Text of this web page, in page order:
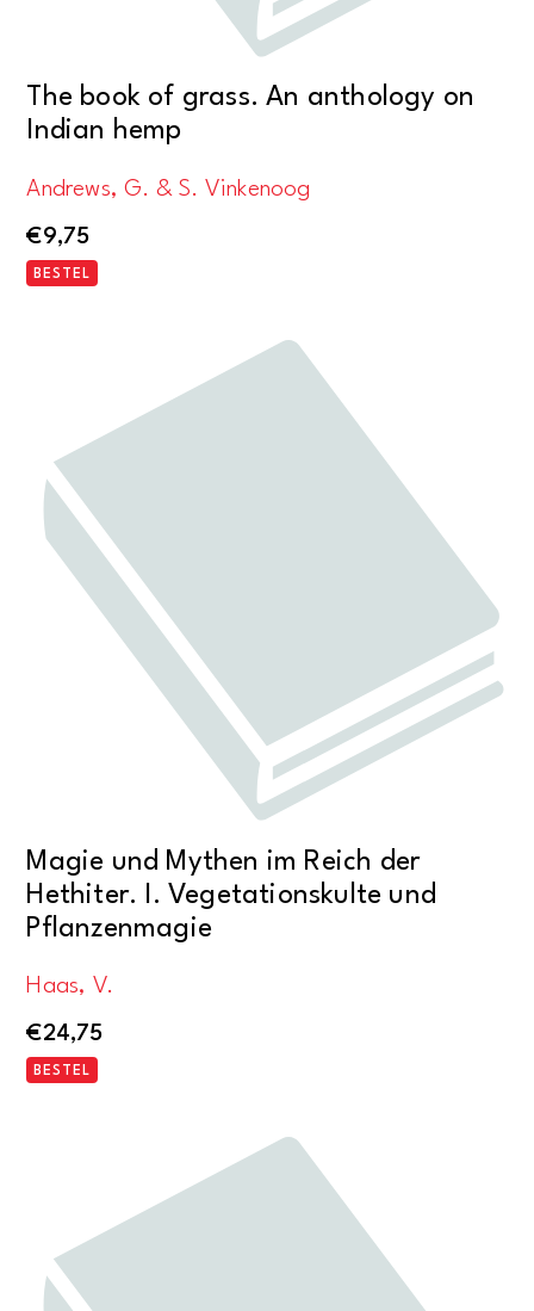
The book of grass. An anthology on
Indian hemp
Andrews, G. & S. Vinkenoog
€9,75
BESTEL
Magie und Mythen im Reich der
Hethiter. I. Vegetationskulte und
Pflanzenmagie
Haas, V.
€24,75
BESTEL